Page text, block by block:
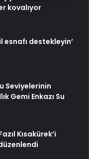
kovalıyor
esnafı destekleyin’
Seviyelerinin
Gemi Enkazı Su
Kısakürek’i